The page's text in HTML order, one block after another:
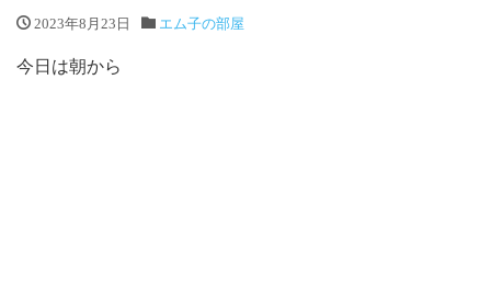
2023年8月23日 エム子の部屋
今日は朝から